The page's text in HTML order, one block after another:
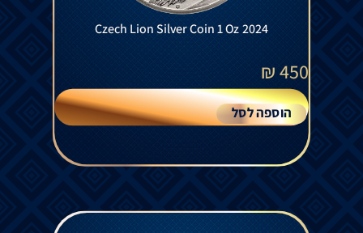
Czech Lion Silver Coin 1 Oz 2024
450
₪
הוספה לסל